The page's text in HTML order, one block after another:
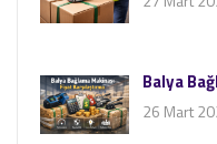
Balya
26 Mart